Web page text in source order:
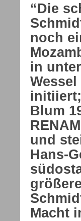
“Die
noch
in
Blum
und
Hans-
Macht